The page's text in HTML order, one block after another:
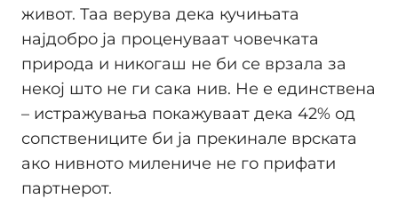
живот. Таа верува дека кучињата
најдобро ја проценуваат човечката
природа и никогаш не би се врзала за
некој што не ги сака нив. Не е единствена
– истражувања покажуваат дека 42% од
сопствениците би ја прекинале врската
ако нивното милениче не го прифати
партнерот.